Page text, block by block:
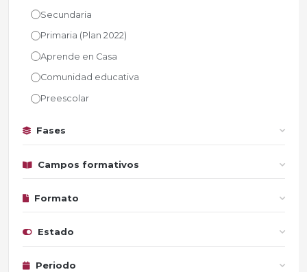
Secundaria
Primaria (Plan 2022)
Aprende en Casa
Comunidad educativa
Preescolar
Fases
Campos formativos
Formato
Estado
Periodo